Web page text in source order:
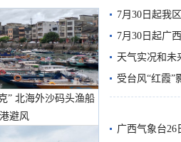
” 北海外沙码头渔船
避风
7月30日起我
7月30日起广
天气实况和未
受台风“红霞”
有较强降雨
广西气象台26